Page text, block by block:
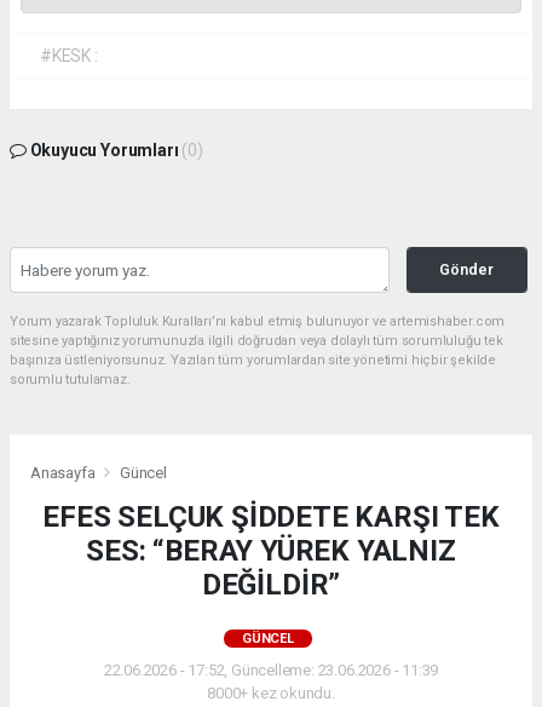
#KESK :
Okuyucu Yorumları (0)
Gönder
Yorum yazarak Topluluk Kuralları’nı kabul etmiş bulunuyor ve artemishaber.com
sitesine yaptığınız yorumunuzla ilgili doğrudan veya dolaylı tüm sorumluluğu tek
başınıza üstleniyorsunuz. Yazılan tüm yorumlardan site yönetimi hiçbir şekilde
sorumlu tutulamaz.
Anasayfa Güncel
EFES SELÇUK ŞİDDETE KARŞI TEK
SES: “BERAY YÜREK YALNIZ
DEĞİLDİR”
GÜNCEL
22.06.2026 - 17:52, Güncelleme: 23.06.2026 - 11:39
8000+ kez okundu.